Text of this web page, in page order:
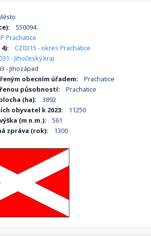
550094
Prachatice
CZ0315 - okres Prachatice
- Jihočeský kraj
- Jihozápad
obecním úřadem:
Prachatice
působností:
Prachatice
(ha):
3892
obyvatel k 2023:
11250
(m n.m.):
561
zpráva (rok):
1300